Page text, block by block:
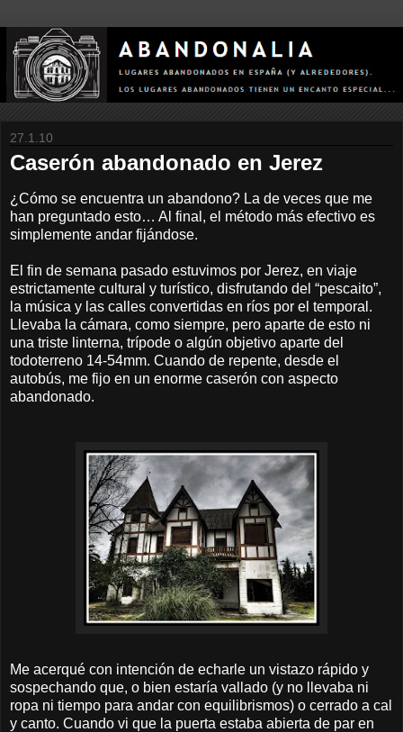
27.1.10
Caserón abandonado en Jerez
¿Cómo se encuentra un abandono? La de veces que me
han preguntado esto… Al final, el método más efectivo es
simplemente andar fijándose.
El fin de semana pasado estuvimos por Jerez, en viaje
estrictamente cultural y turístico, disfrutando del “pescaito”,
la música y las calles convertidas en ríos por el temporal.
Llevaba la cámara, como siempre, pero aparte de esto ni
una triste linterna, trípode o algún objetivo aparte del
todoterreno 14-54mm. Cuando de repente, desde el
autobús, me fijo en un enorme caserón con aspecto
abandonado.
Me acerqué con intención de echarle un vistazo rápido y
sospechando que, o bien estaría vallado (y no llevaba ni
ropa ni tiempo para andar con equilibrismos) o cerrado a cal
y canto. Cuando vi que la puerta estaba abierta de par en